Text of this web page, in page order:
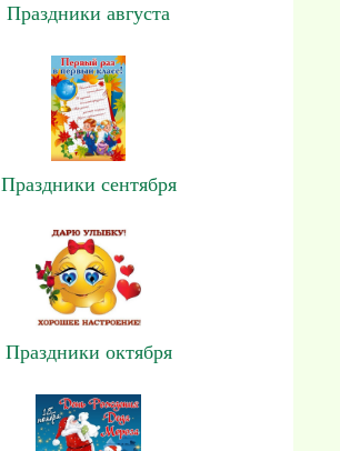
Праздники августа
Праздники сентября
Праздники октября